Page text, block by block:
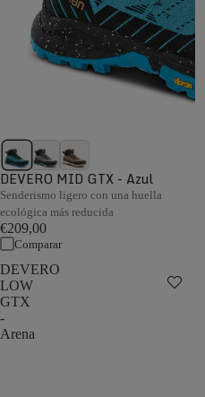
DEVERO MID GTX - Azul
Senderismo ligero con una huella
ecológica más reducida
€209,00
Comparar
DEVERO
LOW
GTX
-
Arena